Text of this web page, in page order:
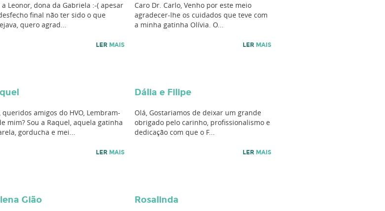
a Leonor, dona da Gabriela :-( apesar
final não ter sido o que
quero agrad...
LER MAIS
Caro Dr. Carlo, Venho por este meio
agradecer-lhe os cuidados que teve com
a minha gatinha Olívia. O...
LER MAIS
queridos amigos do HVO, Lembram-
mim? Sou a Raquel, aquela gatinha
gorducha e mei...
LER MAIS
Dália e Filipe
Olá, Gostariamos de deixar um grande
obrigado pelo carinho, profissionalismo e
dedicação com que o F...
LER MAIS
Gião Rosalinda